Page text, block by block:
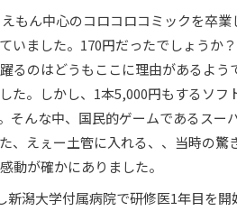
もん中心のコロコロコミックを卒
いました。170円だったでしょうか
るのはどうもここに理由があるよう
た。しかし、1本5,000円もするソフ
そんな中、国民的ゲームであるスー
、えぇー土管に入れる、、当時の驚
動が確かにありました。
潟大学付属病院で研修医1年目を開